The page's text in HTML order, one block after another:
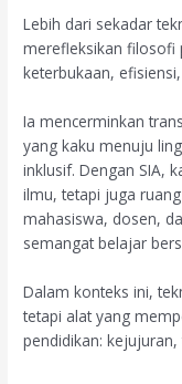
Lebih dari sekadar
merefleksikan filosofi
keterbukaan,
Ia mencerminkan
yang kaku menuju
inklusif. Dengan SIA,
ilmu, tetapi juga
mahasiswa, dosen,
semangat belajar
Dalam konteks ini,
tetapi alat yang
pendidikan: